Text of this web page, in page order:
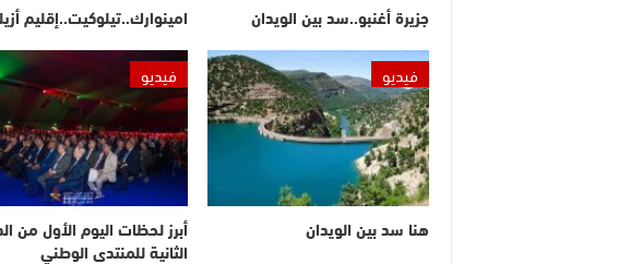
جزيرة أغنبو..سد بين الويدان امينوارك..تيلوكيت..إقليم
فيديو
هنا سد بين الويدان
فيديو
أبرز لحظات اليوم الأول من
الثانية للمنتدى الوطني